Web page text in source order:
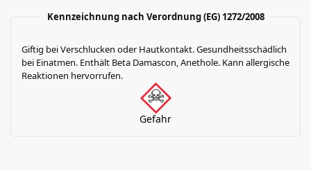
Kennzeichnung nach Verordnung (EG) 1272/2008
Giftig bei Verschlucken oder Hautkontakt. Gesundheitsschädlich
bei Einatmen. Enthält Beta Damascon, Anethole. Kann allergische
Reaktionen hervorrufen.
Gefahr